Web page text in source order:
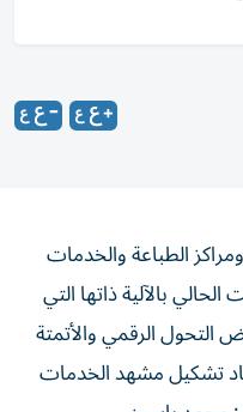
بالآلية ذاتها التي
الرقمي والأتمتة
تشكيل مشهد الخدمات
محمد ياسين